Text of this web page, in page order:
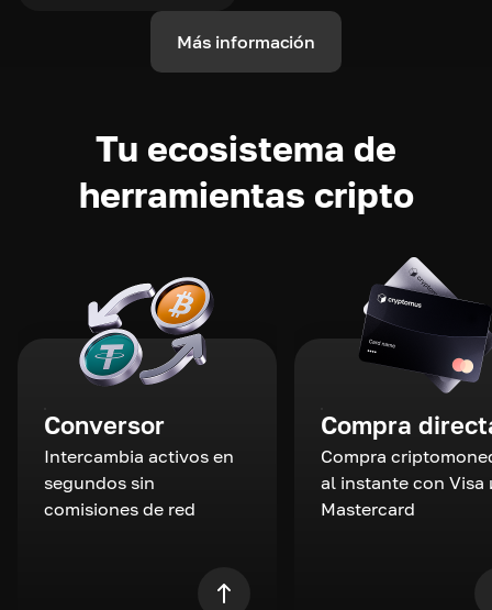
Más información
Tu ecosistema de
herramientas cripto
Conversor
Intercambia activos en
segundos sin
comisiones de red
Compra
Compra
al instante con Visa
Mastercard